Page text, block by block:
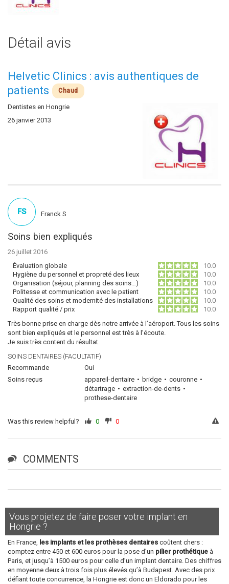
Détail avis
Helvetic Clinics : avis authentiques de
patients
Chaud
Dentistes en Hongrie
26 janvier 2013
Soins bien expliqués
26 juillet 2016
Évaluation globale
10.0
Hygiène du personnel et propreté des lieux
10.0
Organisation (séjour, planning des soins…)
10.0
Politesse et communication avec le patient
10.0
Qualité des soins et modernité des installations
10.0
Rapport qualité / prix
10.0
Très bonne prise en charge dès notre arrivée à l’aéroport. Tous les soins
sont bien expliqués et le personnel est très à l’écoute.
Je suis très content du résultat.
SOINS DENTAIRES (FACULTATIF)
Recommande
Oui
Soins reçus
appareil-dentaire bridge
couronne
détartrage
extraction-de-dents
prothese-dentaire
FS Franck S
Was this review helpful? 0 0
COMMENTS
Vous projetez de faire poser votre implant en
Hongrie ?
En France, les implants et les prothèses dentaires coûtent chers :
comptez entre 450 et 600 euros pour la pose d’un pilier prothétique à
Paris, et jusqu’à 1500 euros pour celle d’un implant dentaire. Des chiffres
en moyenne deux à trois fois plus élevés qu’à Budapest. Avec des prix
défiant toute concurrence, la Hongrie est donc un Eldorado pour les